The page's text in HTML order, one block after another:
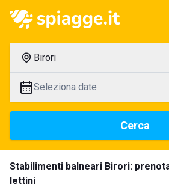
Birori
Seleziona date
Cerca
Stabilimenti balneari Birori:
lettini